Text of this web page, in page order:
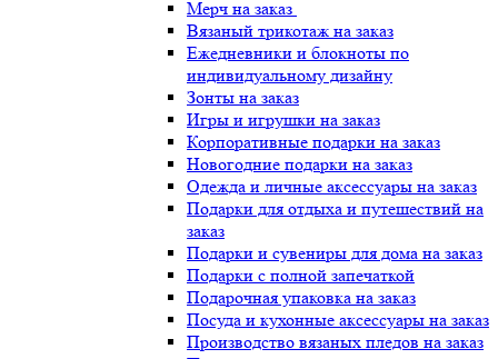
Мерч на заказ
Вязаный трикотаж на заказ
Ежедневники и блокноты по
индивидуальному дизайну
Зонты на заказ
Игры и игрушки на заказ
Корпоративные подарки на заказ
Новогодние подарки на заказ
Одежда и личные аксессуары на заказ
Подарки для отдыха и путешествий на
заказ
Подарки и сувениры для дома на заказ
Подарки с полной запечаткой
Подарочная упаковка на заказ
Посуда и кухонные аксессуары на заказ
Производство вязаных пледов на заказ